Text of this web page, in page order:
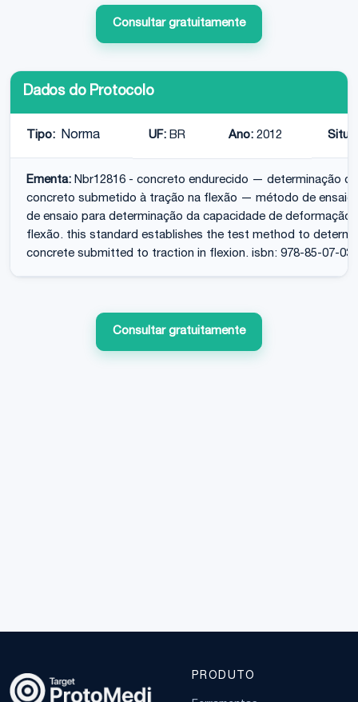
Consultar gratuitamente
Dados do Protocolo
Tipo: Norma UF: BR Ano: 2012
Ementa: Nbr12816 - concreto endurecido — determinação
concreto submetido à tração na flexão — método de
de ensaio para determinação da capacidade de
flexão. this standard establishes the test method to
concrete submitted to traction in flexion. isbn: 978-85-07-
Consultar gratuitamente
PRODUTO